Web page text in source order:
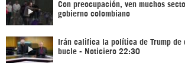
Con preocupación, ven muchos
gobierno colombiano
Irán califica la política de Trump de
bucle - Noticiero 22:30